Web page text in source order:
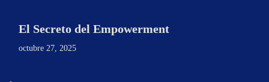
El Secreto del Empowerment
octubre 27, 2025